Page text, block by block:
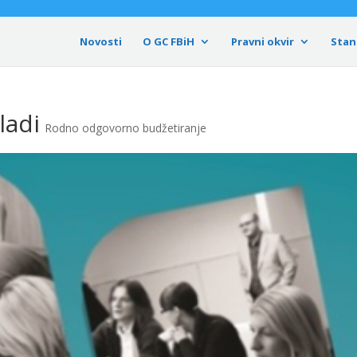
Novosti O GC FBiH Pravni okvir
Rodno odgovorno budžetiranje